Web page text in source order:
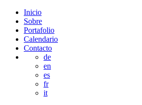
Inicio
Sobre
Portafolio
Calendario
Contacto
de
en
es
fr
it